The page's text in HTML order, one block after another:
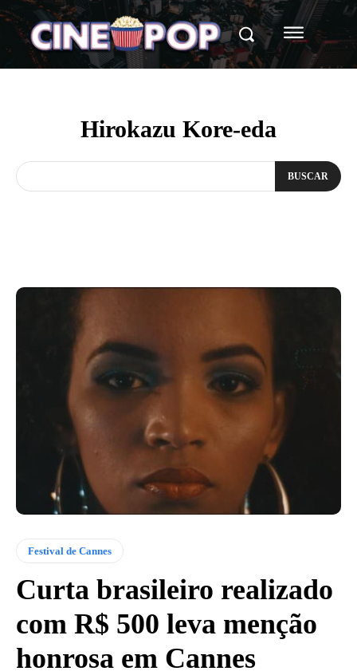
Hirokazu Kore-eda
BUSCAR
Festival de Cannes
Curta brasileiro realizado
com R$ 500 leva menção
honrosa em Cannes